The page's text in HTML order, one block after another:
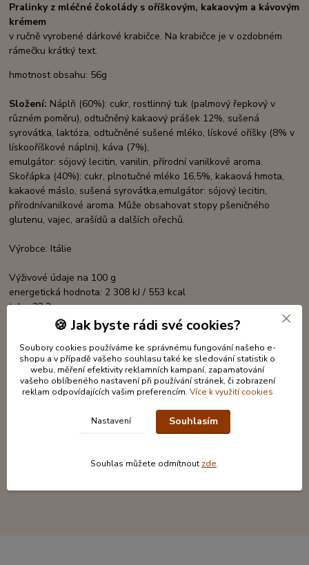
Pralinky z mléčné čokolády s oříškovým, kakaovým a kávovým
krémem
v ručně vyrobené dárkové krabičce. Na krabičce je v ozdobném
rámečku krátký text.
hmotnost obsahu: 56g
Složení: Náplň (60%): cukr, rostlinný tuk (palmový řepkový v
různém poměru), odtučněný kakaový prášek 12%, sušená
syrovátka, laktóza, odtučněné sušené mléko, lískové oříšky (8% v
lískooříškové náplni), káva (7%),
emulgátor: sójový lecitin, vanilin, přírodní vanilkové aroma.
Skořápka (40%): cukr, plnotučné mléko 16,5%, kakaová hmota,
kakaové máslo, sušená syrovátka,emulgátor: sójový lecitin,
přírodnívanilkové aroma. Může obsahovat stopy pšeničného
glutenu, vajec, arašídů a dalších ořechů.
Výrobce: Itálie
Výživové údaje na 100 g
energetická hodnota: 2 308 kJ / 553 kcal
tuky: 33,3 g
z toho nasycených: 18,6 g
z toho cukry: 54,5g
bílkoviny: 4,8g
sůl: 0,52 g
Rozměr krabičky ( šxhxv) : 6,5 x 3 x 7cm
🍪 Jak byste rádi své cookies?
Soubory cookies používáme ke správnému fungování našeho e-
shopu a v případě vašeho souhlasu také ke sledování statistik o
webu, měření efektivity reklamních kampaní, zapamatování
vašeho oblíbeného nastavení při používání stránek, či zobrazení
reklam odpovídajících vašim preferencím. Více k využití cookies
Nastavení Souhlasím
Souhlas můžete odmítnout zde.